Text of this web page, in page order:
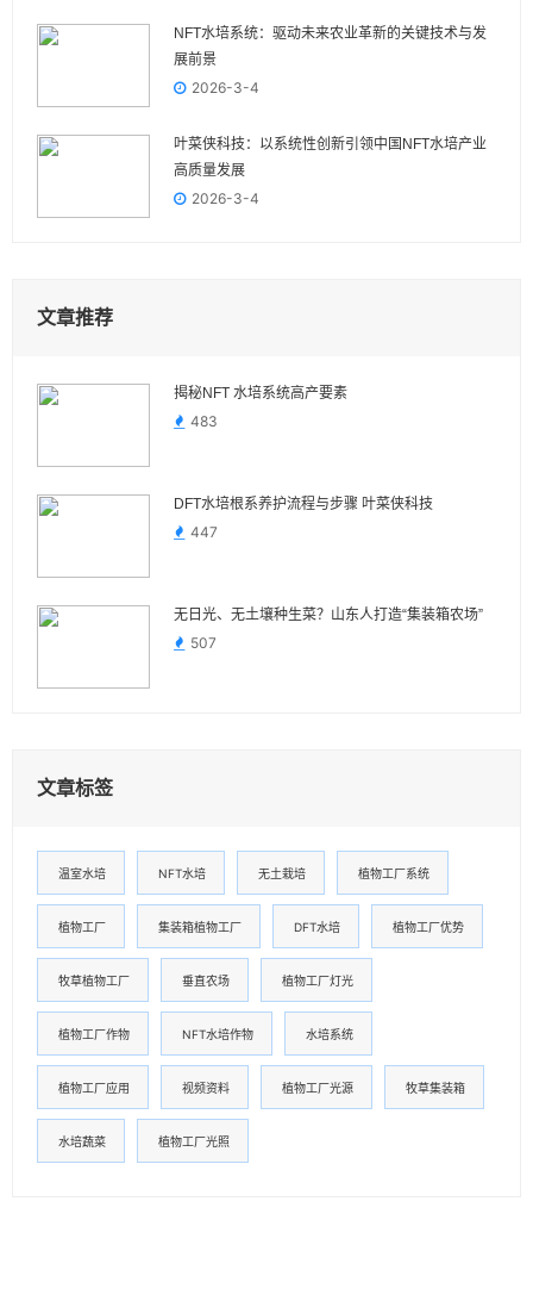
NFT水培系统：驱动未来农业革新的关键技术与发
展前景
2026-3-4
叶菜侠科技：以系统性创新引领中国NFT水培产业
高质量发展
2026-3-4
文章推荐
揭秘NFT 水培系统高产要素
483
DFT水培根系养护流程与步骤 叶菜侠科技
447
无日光、无土壤种生菜？山东人打造“集装箱农场”
507
文章标签
温室水培 NFT水培 无土栽培 植物工厂系统
植物工厂 集装箱植物工厂 DFT水培 植物工厂优势
牧草植物工厂 垂直农场 植物工厂灯光
植物工厂作物 NFT水培作物 水培系统
植物工厂应用 视频资料 植物工厂光源 牧草集装箱
水培蔬菜 植物工厂光照